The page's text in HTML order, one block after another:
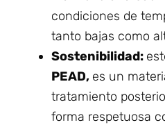
condiciones de
tanto bajas como
Sostenibilidad:
PEAD, es un
tratamiento
forma respetuosa